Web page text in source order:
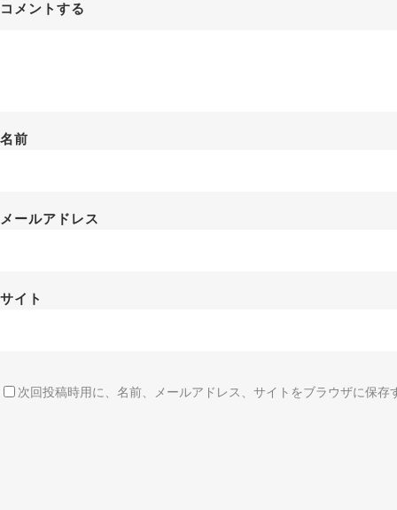
コメントする
名前
メールアドレス
サイト
次回投稿時用に、名前、メールアドレス、サイトをブラウザに保存